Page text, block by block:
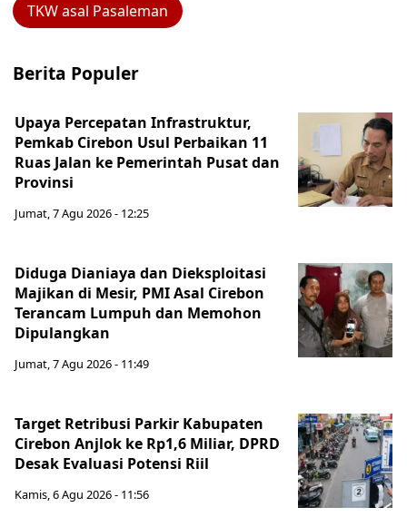
TKW asal Pasaleman
Berita Populer
Upaya Percepatan Infrastruktur,
Pemkab Cirebon Usul Perbaikan 11
Ruas Jalan ke Pemerintah Pusat dan
Provinsi
Jumat, 7 Agu 2026 - 12:25
Diduga Dianiaya dan Dieksploitasi
Majikan di Mesir, PMI Asal Cirebon
Terancam Lumpuh dan Memohon
Dipulangkan
Jumat, 7 Agu 2026 - 11:49
Target Retribusi Parkir Kabupaten
Cirebon Anjlok ke Rp1,6 Miliar, DPRD
Desak Evaluasi Potensi Riil
Kamis, 6 Agu 2026 - 11:56